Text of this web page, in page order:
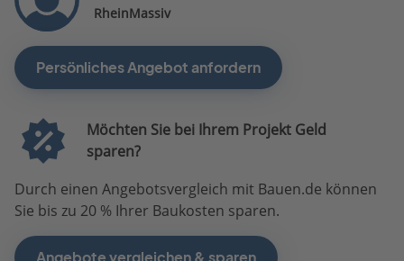
RheinMassiv
Persönliches Angebot anfordern
Möchten Sie bei Ihrem Projekt Geld
sparen?
Durch einen Angebotsvergleich mit Bauen.de können
Sie bis zu 20 % Ihrer Baukosten sparen.
Angebote vergleichen & sparen